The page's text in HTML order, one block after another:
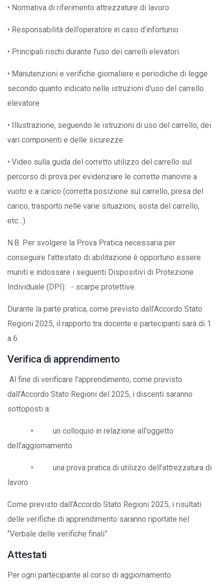
• Normativa di riferimento attrezzature di lavoro
• Responsabilità dell’operatore in caso d’infortunio
• Principali rischi durante l’uso dei carrelli elevatori
• Manutenzioni e verifiche giornaliere e periodiche di legge
secondo quanto indicato nelle istruzioni d’uso del carrello
elevatore
• Illustrazione, seguendo le istruzioni di uso del carrello, dei
vari componenti e delle sicurezze
• Video sulla guida del corretto utilizzo del carrello sul
percorso di prova per evidenziare le corrette manovre a
vuoto e a carico (corretta posizione sul carrello, presa del
carico, trasporto nelle varie situazioni, sosta del carrello,
etc…)
N.B. Per svolgere la Prova Pratica necessaria per
conseguire l'attestato di abilitazione è opportuno essere
muniti e indossare i seguenti Dispositivi di Protezione
Individuale (DPI): - scarpe protettive.
Durante la parte pratica, come previsto dall’Accordo Stato
Regioni 2025, il rapporto tra docente e partecipanti sarà di 1
a 6.
Verifica di apprendimento
Al fine di verificare l’apprendimento, come previsto
dall’Accordo Stato Regioni del 2025, i discenti saranno
sottoposti a:
• un colloquio in relazione all'oggetto
dell'aggiornamento
• una prova pratica di utilizzo dell’attrezzatura di
lavoro
Come previsto dall’Accordo Stato Regioni 2025, i risultati
delle verifiche di apprendimento saranno riportate nel
“Verbale delle verifiche finali”.
Attestati
Per ogni partecipante al corso di aggiornamento